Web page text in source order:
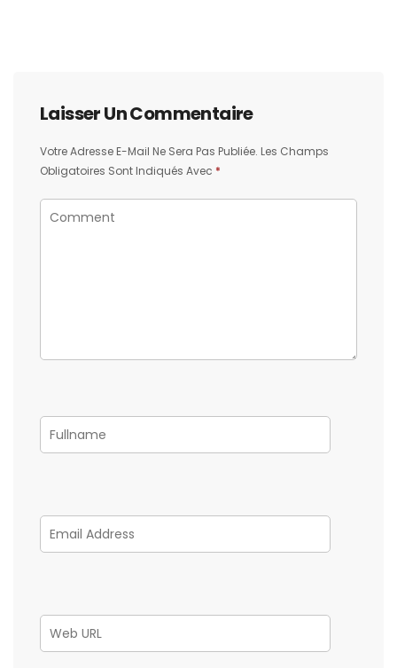
Laisser Un Commentaire
Votre Adresse E-Mail Ne Sera Pas Publiée. Les Champs
Obligatoires Sont Indiqués Avec *